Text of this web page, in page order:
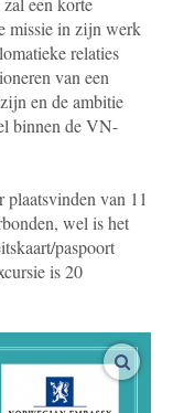
missie in zijn werk
relaties
van een
en de ambitie
binnen de VN-
plaatsvinden van 11
wel is het
paspoort
is 20